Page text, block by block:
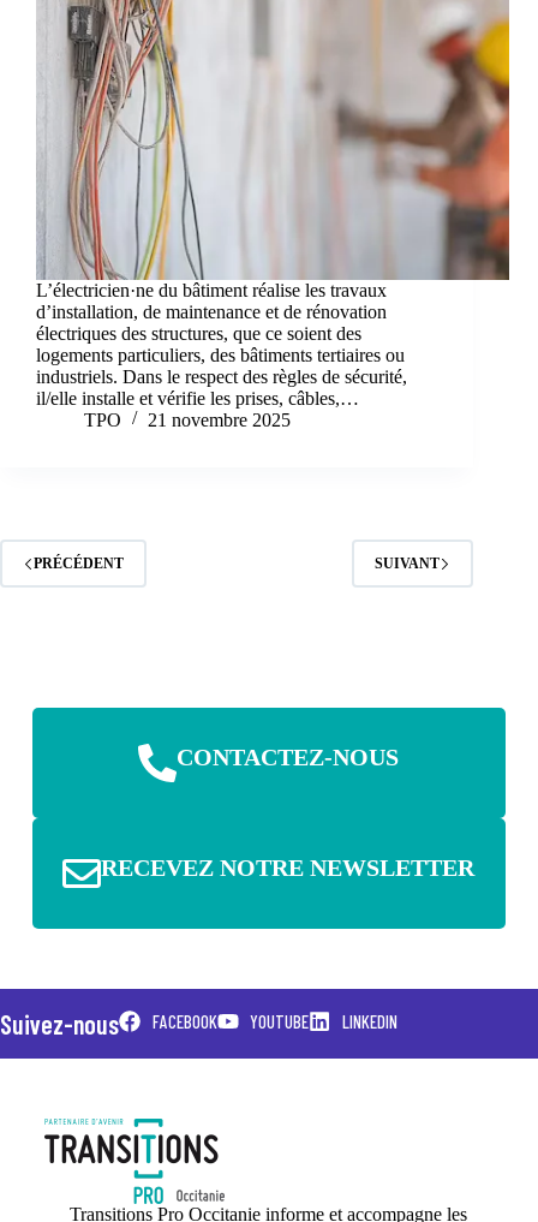
L’électricien·ne du bâtiment réalise les travaux
d’installation, de maintenance et de rénovation
électriques des structures, que ce soient des
logements particuliers, des bâtiments tertiaires ou
industriels. Dans le respect des règles de sécurité,
il/elle installe et vérifie les prises, câbles,…
TPO
21 novembre 2025
PRÉCÉDENT SUIVANT
CONTACTEZ-NOUS
RECEVEZ NOTRE NEWSLETTER
Suivez-nous FACEBOOK YOUTUBE LINKEDIN
Transitions Pro Occitanie informe et accompagne les